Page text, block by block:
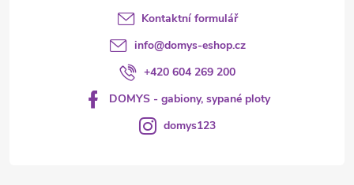
Kontaktní formulář
info@domys-eshop.cz
+420 604 269 200
DOMYS - gabiony, sypané ploty
domys123